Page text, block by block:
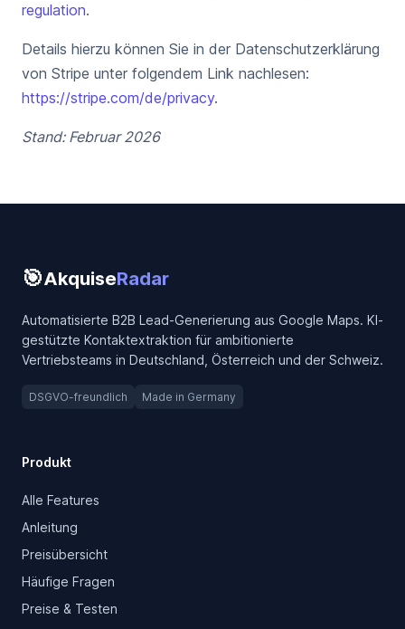
regulation.
Details hierzu können Sie in der Datenschutzerklärung
von Stripe unter folgendem Link nachlesen:
https://stripe.com/de/privacy.
Stand: Februar 2026
🎯AkquiseRadar
Automatisierte B2B Lead-Generierung aus Google Maps. KI-
gestützte Kontaktextraktion für ambitionierte
Vertriebsteams in Deutschland, Österreich und der Schweiz.
DSGVO-freundlich Made in Germany
Produkt
Alle Features
Anleitung
Preisübersicht
Häufige Fragen
Preise & Testen